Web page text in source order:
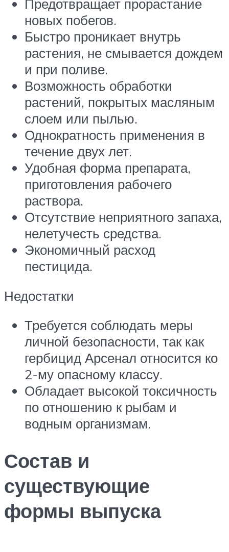
Предотвращает прорастание
новых побегов.
Быстро проникает внутрь
растения, не смывается дождем
и при поливе.
Возможность обработки
растений, покрытых масляным
слоем или пылью.
Однократность применения в
течение двух лет.
Удобная форма препарата,
приготовления рабочего
раствора.
Отсутствие неприятного запаха,
нелетучесть средства.
Экономичный расход
пестицида.
Недостатки
Требуется соблюдать меры
личной безопасности, так как
гербицид Арсенал относится ко
2-му опасному классу.
Обладает высокой токсичность
по отношению к рыбам и
водным организмам.
Состав и
существующие
формы выпуска